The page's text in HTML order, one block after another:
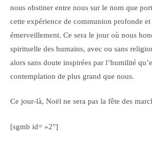
nous obstiner entre nous sur le nom que
cette expérience de communion profonde
émerveillement. Ce sera le jour où nous
spirituelle des humains, avec ou sans
alors sans doute inspirées par l’humilité
contemplation de plus grand que nous.
Ce jour-là, Noël ne sera pas la fête des
[sgmb id= »2″]